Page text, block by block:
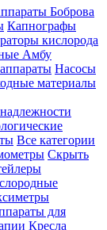
Боброва
Капнографы
кислорода
Амбу
Насосы
материалы
Все категории
Скрыть
для
Кресла